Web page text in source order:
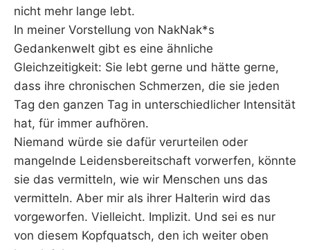
nicht mehr lange lebt.
In meiner Vorstellung von NakNak*s
Gedankenwelt gibt es eine ähnliche
Gleichzeitigkeit: Sie lebt gerne und hätte gerne,
dass ihre chronischen Schmerzen, die sie jeden
Tag den ganzen Tag in unterschiedlicher Intensität
hat, für immer aufhören.
Niemand würde sie dafür verurteilen oder
mangelnde Leidensbereitschaft vorwerfen, könnte
sie das vermitteln, wie wir Menschen uns das
vermitteln. Aber mir als ihrer Halterin wird das
vorgeworfen. Vielleicht. Implizit. Und sei es nur
von diesem Kopfquatsch, den ich weiter oben